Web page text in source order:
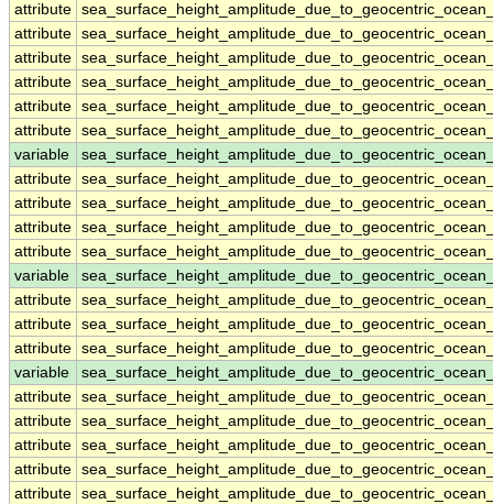
attribute
attribute
attribute
attribute
attribute
attribute
variable
attribute
attribute
attribute
attribute
variable
attribute
attribute
attribute
variable
attribute
attribute
attribute
attribute
attribute